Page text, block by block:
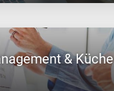
& Küche